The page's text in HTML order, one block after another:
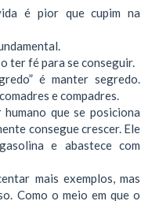
é pior que cupim na
ter fé para se conseguir.
é manter segredo.
e compadres.
que se posiciona
consegue crescer. Ele
e abastece com
mais exemplos, mas
Como o meio em que o